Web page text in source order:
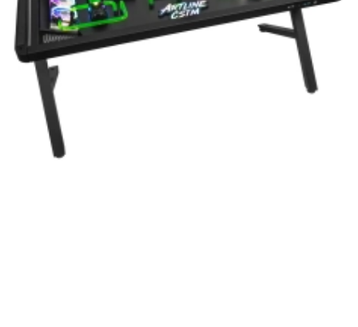
вам долгие годы при соблюдении правил
эксплуатации и хранения.
Artline комп'ютери